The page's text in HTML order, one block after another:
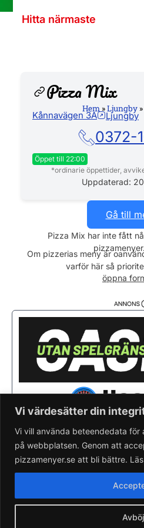
Vi värdesätter din
Vi vill använda beteendedata
på webbplatsen. Genom att
pizzamenyer.se att bli bättre.
Avböj
Hitta närmaste
Pizza Mix
Hem»Ljungby»
Kånnavägen 3A Ljungby
0372-
Öppet till 22:00
Måndag
Onsdag
Torsdag
Söndag
*ordinarie öppettider,
Uppdaterad:
Gå till
Pizza Mix har inte fått
Om pizzerias meny är
varför här så
öppna
Saknar du din
Skapa gratis
Läs om
Artiklar &
Rensa